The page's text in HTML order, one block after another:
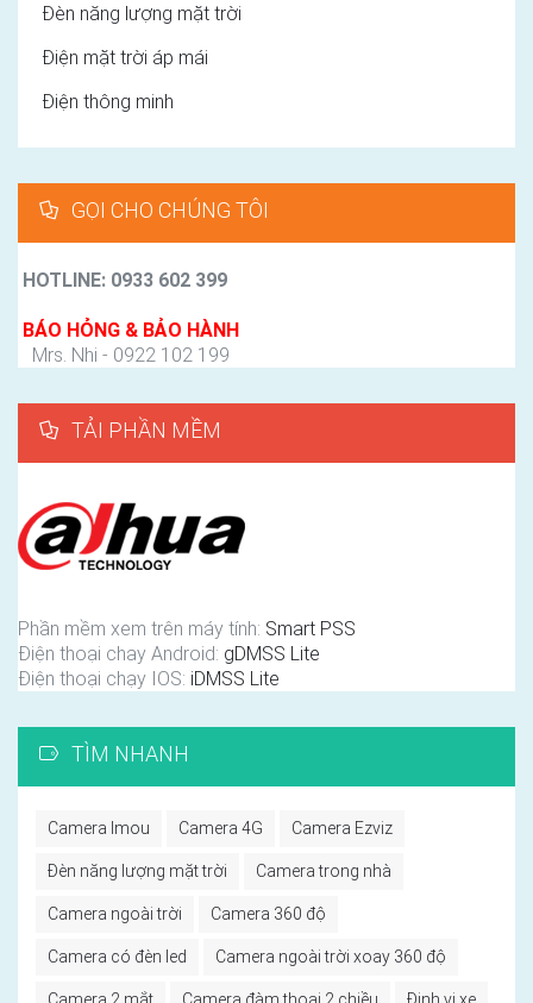
Đèn năng lượng mặt trời
Điện mặt trời áp mái
Điện thông minh
GỌI CHO CHÚNG TÔI
HOTLINE: 0933 602 399
BÁO HỎNG & BẢO HÀNH
Mrs. Nhi - 0922 102 199
TẢI PHẦN MỀM
Phần mềm xem trên máy tính: Smart PSS
Điện thoại chay Android: gDMSS Lite
Điện thoại chạy IOS: iDMSS Lite
TÌM NHANH
Camera Imou Camera 4G Camera Ezviz
Đèn năng lượng mặt trời Camera trong nhà
Camera ngoài trời Camera 360 độ
Camera có đèn led Camera ngoài trời xoay 360 độ